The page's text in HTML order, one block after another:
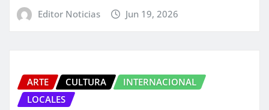
Editor Noticias Jun 19, 2026
ARTE CULTURA
INTERNACIONAL
LOCALES